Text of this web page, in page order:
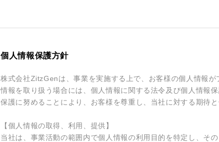
個人情報保護方針
株式会社ZitzGenは、事業を実施する上で、お客様の個人情報
情報を取り扱う場合には、個人情報に関する法令及び個人情報
保護に努めることにより、お客様を尊重し、当社に対する期待と
【個人情報の取得、利用、提供】
当社は、事業活動の範囲内で個人情報の利用目的を特定し、そ